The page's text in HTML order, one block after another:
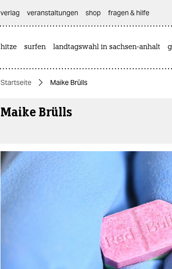
themen
politik
gesellschaft
kultur
sport
verlag
veranstaltungen shop fragen & hilfe
hitze surfen landtagswahl in sachsen-anhalt
Startseite Maike Brülls
Maike Brülls